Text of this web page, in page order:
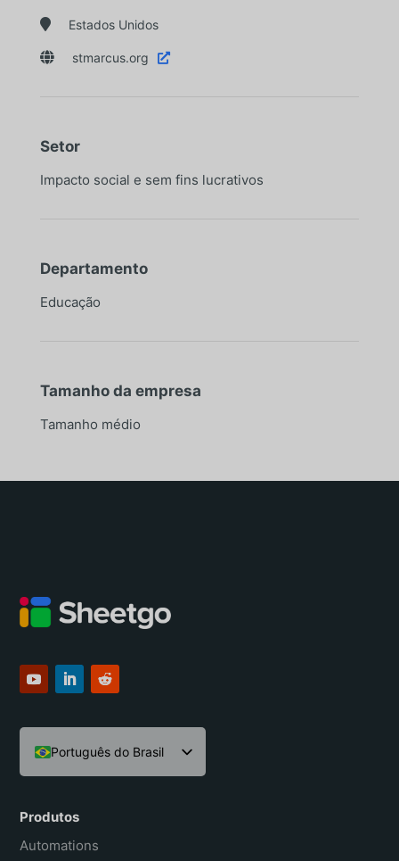
 Estados Unidos
 stmarcus.org 
Setor
Impacto social e sem fins lucrativos
Departamento
Educação
Tamanho da empresa
Tamanho médio
Português do Brasil
English
Español
Français
Produtos
Automations